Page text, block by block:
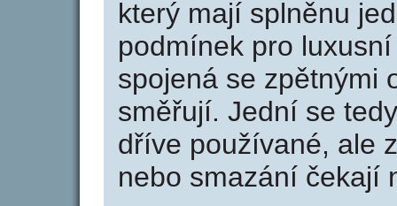
který mají splněnu
podmínek pro
spojená se zpětnými
směřují. Jední se
dříve používané, ale
nebo smazání čekají